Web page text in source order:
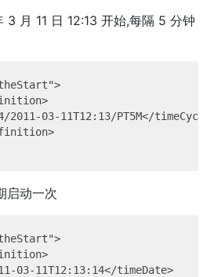
3 月 11 日 12:13 开始,每隔 5 分钟
2011-03-11T12:13/PT5M</
启动一次
03-11T12:13:14</timeDate>